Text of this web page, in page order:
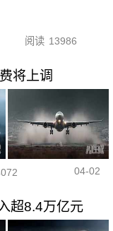
阅读 13986
将上调
04-02
超8.4万亿元